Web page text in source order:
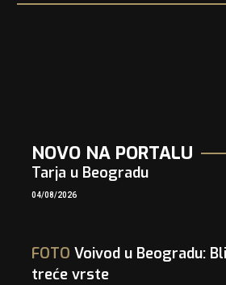
NOVO NA PORTALU
Tarja u Beogradu
04/08/2026
FOTO Voivod u Beogradu:
treće vrste